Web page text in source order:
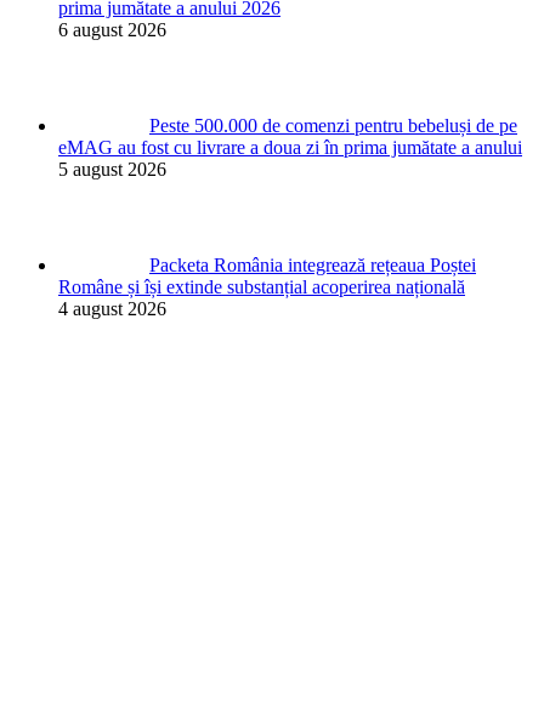
prima jumătate a anului 2026
6 august 2026
Peste 500.000 de comenzi pentru bebeluși de pe
eMAG au fost cu livrare a doua zi în prima jumătate a anului
5 august 2026
Packeta România integrează rețeaua Poștei
Române și își extinde substanțial acoperirea națională
4 august 2026